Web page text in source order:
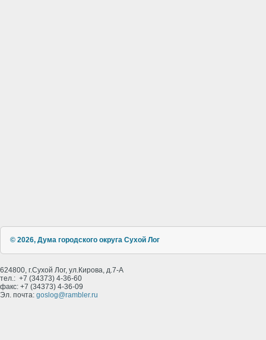
© 2026, Дума городского округа Сухой Лог
624800, г.Сухой Лог, ул.Кирова, д.7-А
тел.: +7 (34373) 4-36-60
факс: +7 (34373) 4-36-09
Эл. почта: goslog@rambler.ru